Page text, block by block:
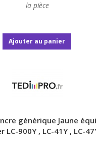
la pièce
Ajouter au panier
générique Jaune
LC-900Y , LC-41Y , LC-